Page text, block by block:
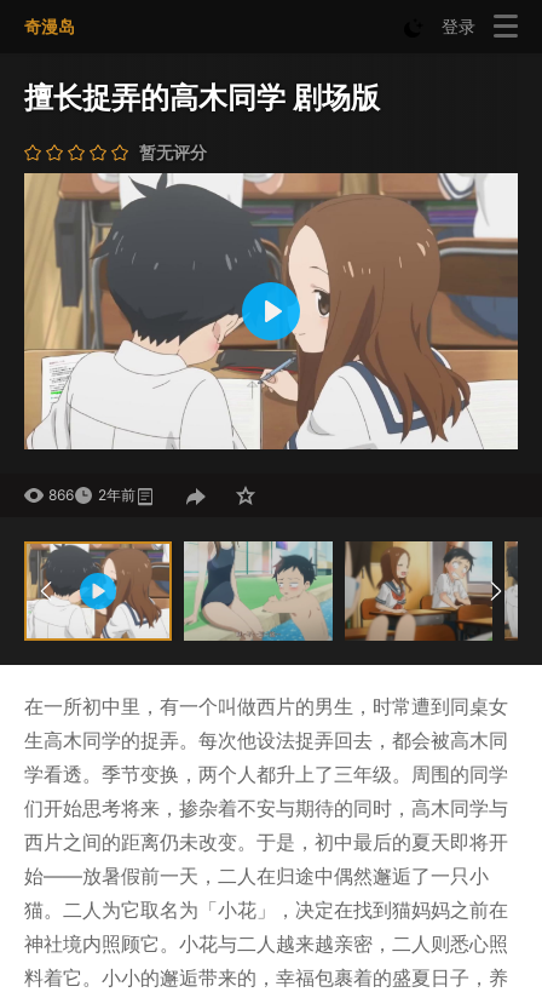
奇漫岛 登录
擅长捉弄的高木同学 剧场版
暂无评分
Mute Settings
Play
866 2年前
在一所初中里，有一个叫做西片的男生，时常遭到同桌女
生高木同学的捉弄。每次他设法捉弄回去，都会被高木同
学看透。季节变换，两个人都升上了三年级。周围的同学
们开始思考将来，掺杂着不安与期待的同时，高木同学与
西片之间的距离仍未改变。于是，初中最后的夏天即将开
始――放暑假前一天，二人在归途中偶然邂逅了一只小
猫。二人为它取名为「小花」，决定在找到猫妈妈之前在
神社境内照顾它。小花与二人越来越亲密，二人则悉心照
料着它。小小的邂逅带来的，幸福包裹着的盛夏日子，养